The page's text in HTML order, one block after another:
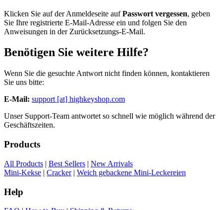
Klicken Sie auf der Anmeldeseite aufPasswort vergessen, geben
Sie Ihre registrierte E-Mail-Adresse ein und folgen Sie den
Anweisungen in der Zurücksetzungs-E-Mail.
Benötigen Sie weitere Hilfe?
Wenn Sie die gesuchte Antwort nicht finden können, kontaktieren
Sie uns bitte:
E-Mail: support [at] highkeyshop.com
Unser Support-Team antwortet so schnell wie möglich während der
Geschäftszeiten.
Products
All Products | Best Sellers | New Arrivals
Mini-Kekse | Cracker| Weich gebackene Mini-Leckereien
Help